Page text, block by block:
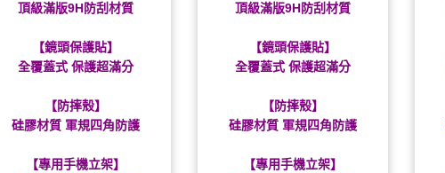
頂級滿版9H防刮材質
【鏡頭保護貼】
全覆蓋式 保護超滿分
【防摔殼】
硅膠材質 軍規四角防護
【專用手機立架】
頂級滿版9H防刮材質
【鏡頭保護貼】
全覆蓋式 保護超滿分
【防摔殼】
硅膠材質 軍規四角防護
【專用手機立架】